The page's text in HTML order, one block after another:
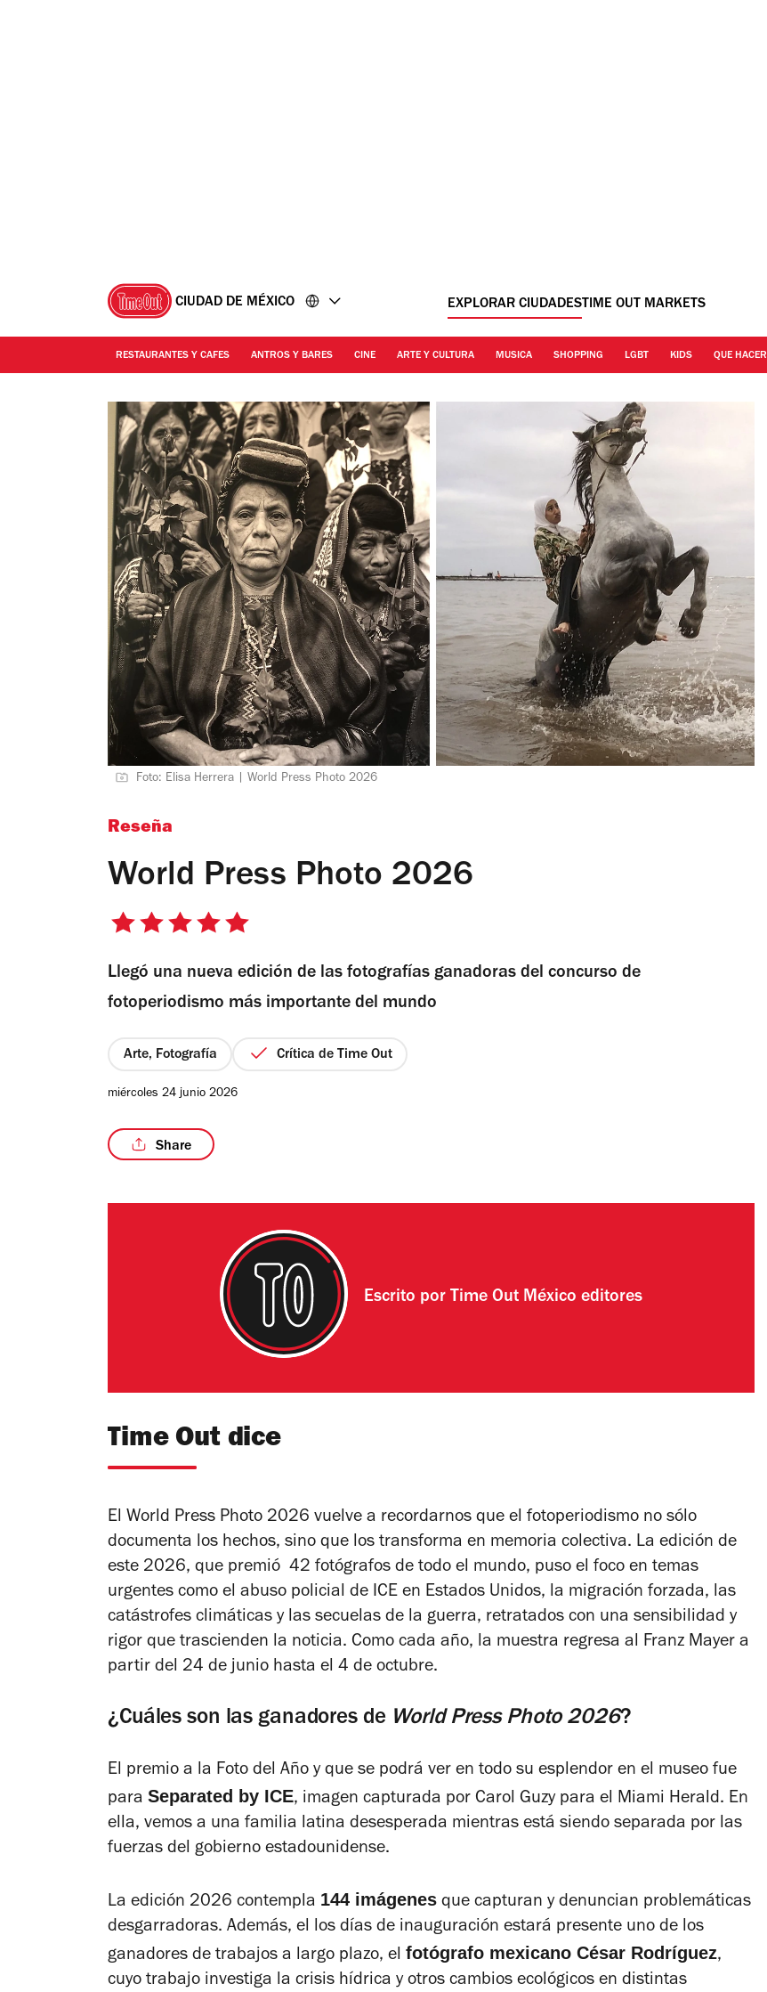
CIUDAD DE MÉXICO EXPLORAR CIUDADESTIME OUT MARKETS
RESTAURANTES Y CAFES ANTROS Y BARES CINE ARTE Y CULTURA MUSICA SHOPPING LGBT KIDS QUE HACER
Foto: Elisa Herrera | World Press Photo 2026
Reseña
World Press Photo 2026
5
5
estrellas
Llegó una nueva edición de las fotografías ganadoras del concurso de
fotoperiodismo más importante del mundo
Arte, Fotografía Crítica de Time Out
miércoles 24 junio 2026
Share
Escrito por Time Out México editores
Time Out dice
El World Press Photo 2026 vuelve a recordarnos que el fotoperiodismo no sólo
documenta los hechos, sino que los transforma en memoria colectiva. La edición de
este 2026, que premió 42 fotógrafos de todo el mundo, puso el foco en temas
urgentes como el abuso policial de ICE en Estados Unidos, la migración forzada, las
catástrofes climáticas y las secuelas de la guerra, retratados con una sensibilidad y
rigor que trascienden la noticia. Como cada año, la muestra regresa al Franz Mayer a
partir del 24 de junio hasta el 4 de octubre.
¿Cuáles son las ganadores de World Press Photo 2026?
El premio a la Foto del Año y que se podrá ver en todo su esplendor en el museo fue
para Separated by ICE, imagen capturada por Carol Guzy para el Miami Herald. En
ella, vemos a una familia latina desesperada mientras está siendo separada por las
fuerzas del gobierno estadounidense.
La edición 2026 contempla 144 imágenes que capturan y denuncian problemáticas
desgarradoras. Además, el los días de inauguración estará presente uno de los
ganadores de trabajos a largo plazo, el fotógrafo mexicano César Rodríguez,
cuyo trabajo investiga la crisis hídrica y otros cambios ecológicos en distintas